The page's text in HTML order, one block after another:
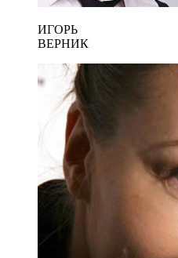
ИГОРЬ
ВЕРНИК